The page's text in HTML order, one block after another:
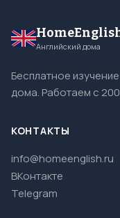
Английский дома
Бесплатное
дома. Работаем с
КОНТАКТЫ
info@homeenglish.ru
ВКонтакте
Telegram